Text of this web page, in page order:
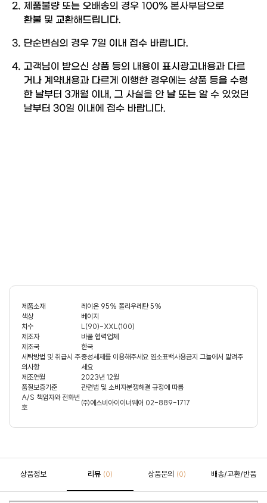
제품소재
레이온 95% 폴리우레탄 5%
색상
베이지
치수
L(90)-XXL(100)
제조자
바풀 협력업체
제조국
한국
세탁방법 및 취급시 주
의사항
중성세제를 이용해주세요 염소표백사용금지 그늘에서 말려주
세요
제조연월
2023년 12월
품질보증기준
관련법 및 소비자분쟁해결 규정에 따름
A/S 책임자와 전화번
호
㈜에스비아이이너웨어 02-889-1717
상품정보 리뷰 (0) 상품문의 (0) 배송/교환/반품